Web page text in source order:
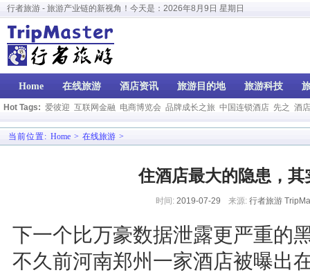
行者旅游 - 旅游产业链的新视角！今天是： 2026年8月9日 星期日
Home 在线旅游 酒店资讯 旅游目的地 旅游科技
Hot Tags: 爱彼迎 互联网金融 电商博览会 品牌成长之旅 中国连锁酒店 先之 酒
当前位置: Home > 在线旅游 >
住酒店最大的隐患，
时间: 2019-07-29 来源: 行者旅游
下一个比万豪数据泄露更严重的
不久前河南郑州一家酒店被曝出